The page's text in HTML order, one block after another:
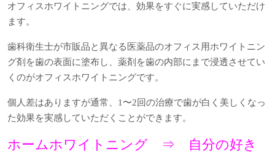
オフィスホワイトニングでは、効果をすぐに実感していただけ
ます。
歯科衛生士が市販品と異なる医薬品のオフィス用ホワイトニン
グ剤を歯の表面に塗布し、薬剤を歯の内部にまで浸透させてい
くのがオフィスホワイトニングです。
個人差はありますが通常、1〜2回の治療で歯が白く美しくなっ
た効果を実感していただくことができます。
ホームホワイトニング ⇒ 自分の好き